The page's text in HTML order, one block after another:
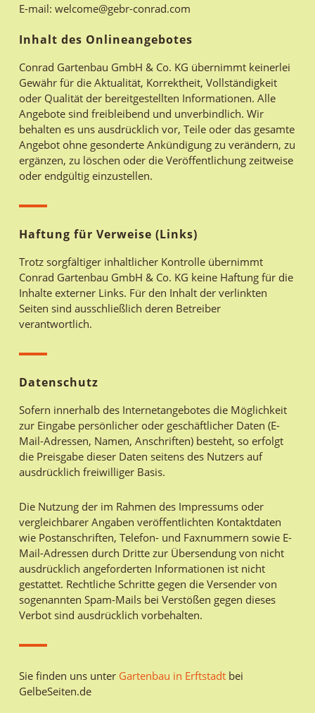
E-mail: welcome@gebr-conrad.com
Inhalt des Onlineangebotes
Conrad Gartenbau GmbH & Co. KG übernimmt keinerlei
Gewähr für die Aktualität, Korrektheit, Vollständigkeit
oder Qualität der bereitgestellten Informationen. Alle
Angebote sind freibleibend und unverbindlich. Wir
behalten es uns ausdrücklich vor, Teile oder das gesamte
Angebot ohne gesonderte Ankündigung zu verändern, zu
ergänzen, zu löschen oder die Veröffentlichung zeitweise
oder endgültig einzustellen.
Haftung für Verweise (Links)
Trotz sorgfältiger inhaltlicher Kontrolle übernimmt
Conrad Gartenbau GmbH & Co. KG keine Haftung für die
Inhalte externer Links. Für den Inhalt der verlinkten
Seiten sind ausschließlich deren Betreiber
verantwortlich.
Datenschutz
Sofern innerhalb des Internetangebotes die Möglichkeit
zur Eingabe persönlicher oder geschäftlicher Daten (E-
Mail-Adressen, Namen, Anschriften) besteht, so erfolgt
die Preisgabe dieser Daten seitens des Nutzers auf
ausdrücklich freiwilliger Basis.
Die Nutzung der im Rahmen des Impressums oder
vergleichbarer Angaben veröffentlichten Kontaktdaten
wie Postanschriften, Telefon- und Faxnummern sowie E-
Mail-Adressen durch Dritte zur Übersendung von nicht
ausdrücklich angeforderten Informationen ist nicht
gestattet. Rechtliche Schritte gegen die Versender von
sogenannten Spam-Mails bei Verstößen gegen dieses
Verbot sind ausdrücklich vorbehalten.
Sie finden uns unter Gartenbau in Erftstadtbei
GelbeSeiten.de